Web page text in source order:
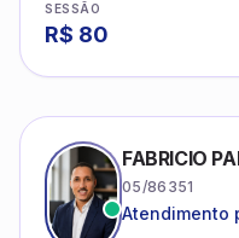
SESSÃO
R$ 80
FABRICIO
05/86351
Atendimento